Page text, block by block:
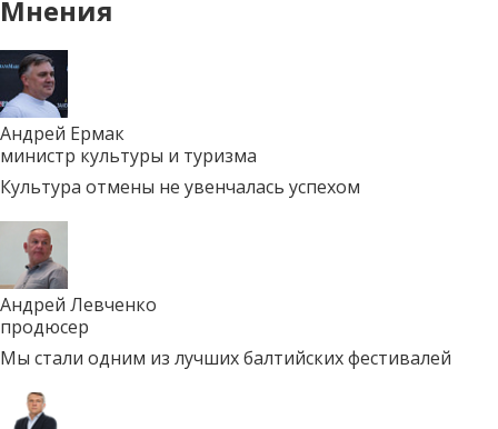
Мнения
Андрей Ермак
министр культуры и туризма
Культура отмены не увенчалась успехом
Андрей Левченко
продюсер
Мы стали одним из лучших балтийских фестивалей